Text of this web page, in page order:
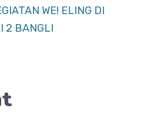
WE! ELING DI
2 BANGLI